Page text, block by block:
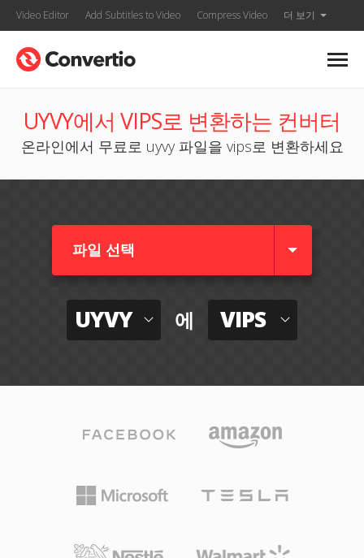
Video Editor Add Subtitles to Video Compress Video 더 보기
UYVY에서 VIPS로 변환하는 컨버터
온라인에서 무료로 uyvy 파일을 vips로 변환하세요
파일 선택
UYVY 에 VIPS